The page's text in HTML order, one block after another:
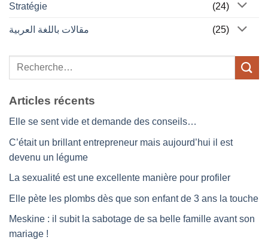
Stratégie (24)
مقالات باللغة العربية (25)
Articles récents
Elle se sent vide et demande des conseils…
C’était un brillant entrepreneur mais aujourd’hui il est
devenu un légume
La sexualité est une excellente manière pour profiler
Elle pète les plombs dès que son enfant de 3 ans la touche
Meskine : il subit la sabotage de sa belle famille avant son
mariage !